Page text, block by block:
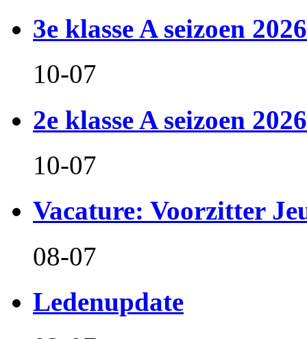
3e klasse A seizoen
10-07
2e klasse A seizoen
10-07
Vacature: Voorzitter
08-07
Ledenupdate